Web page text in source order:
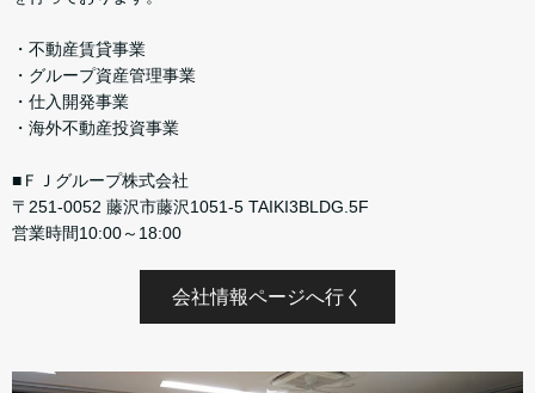
・不動産賃貸事業
・グループ資産管理事業
・仕入開発事業
・海外不動産投資事業
■ＦＪグループ株式会社
〒251-0052 藤沢市藤沢1051-5 TAIKI3BLDG.5F
営業時間10:00～18:00
会社情報ページへ行く